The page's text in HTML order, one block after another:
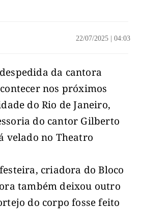
22/07/2025 04:03
da cantora
nos próximos
do Rio de Janeiro,
do cantor Gilberto
velado no Theatro
criadora do Bloco
também deixou outro
do corpo fosse feito